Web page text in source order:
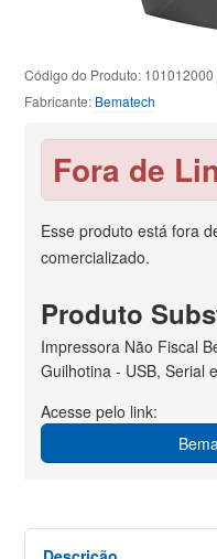
Código do Produto:
Fabricante: Bematech
Fora de
Esse produto está fora
comercializado.
Produto
Impressora Não Fiscal
Guilhotina - USB, Serial
Acesse pelo link: